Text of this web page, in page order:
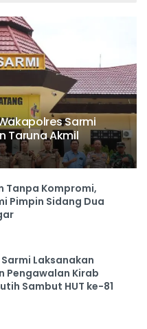
Sarmi
Taruna Akmil
Tanpa Kompromi,
Pimpin Sidang Dua
Laksanakan
Pengawalan Kirab
Sambut HUT ke-81